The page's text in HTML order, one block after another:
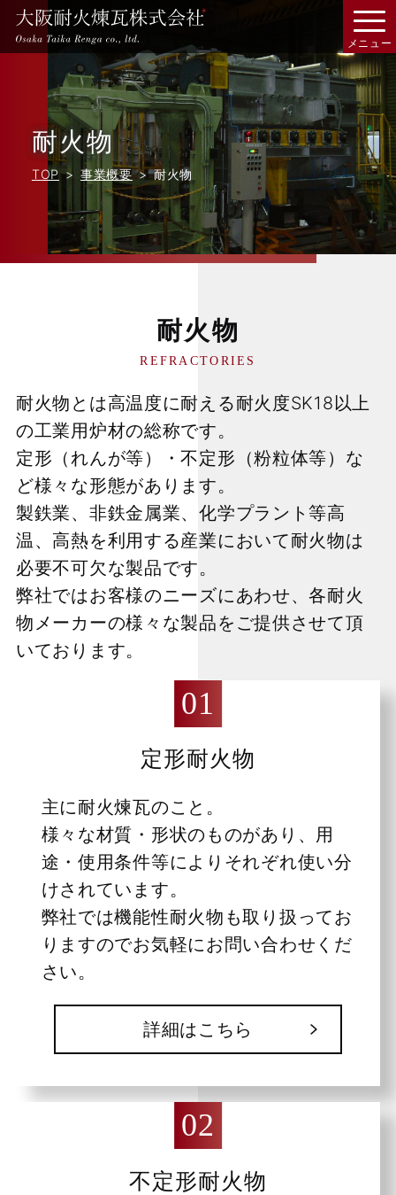
耐火物
TOP 事業概要 耐火物
耐火物
REFRACTORIES
耐火物とは高温度に耐える耐火度SK18以上
の工業用炉材の総称です。
定形（れんが等）・不定形（粉粒体等）な
ど様々な形態があります。
製鉄業、非鉄金属業、化学プラント等高
温、高熱を利用する産業において耐火物は
必要不可欠な製品です。
弊社ではお客様のニーズにあわせ、各耐火
物メーカーの様々な製品をご提供させて頂
いております。
定形耐火物
主に耐火煉瓦のこと。
様々な材質・形状のものがあり、用
途・使用条件等によりそれぞれ使い分
けされています。
弊社では機能性耐火物も取り扱ってお
りますのでお気軽にお問い合わせくだ
さい。
詳細はこちら
不定形耐火物